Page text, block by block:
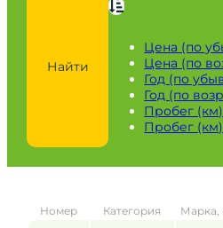
Город / регион
от до
Пробег / Наработка
Найти
Цена (по
Цена (по
Год (по
Год (по
Пробег
Пробег
Номер Категория Марка,